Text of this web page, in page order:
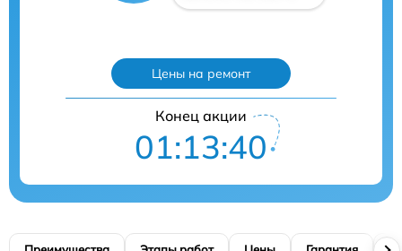
Цены на ремонт
Конец акции
01:13:39